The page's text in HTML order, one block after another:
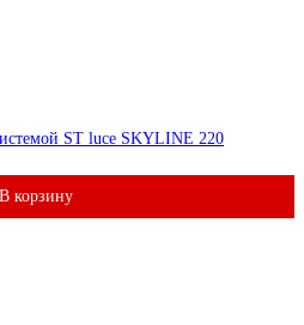
ST luce SKYLINE 220
В корзину